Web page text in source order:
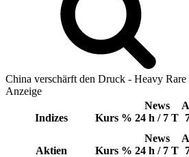
China verschärft den Druck - Heavy
Anzeige
Indizes Kurs %
News
24 h / 7 T
Aktien Kurs %
News
24 h / 7 T